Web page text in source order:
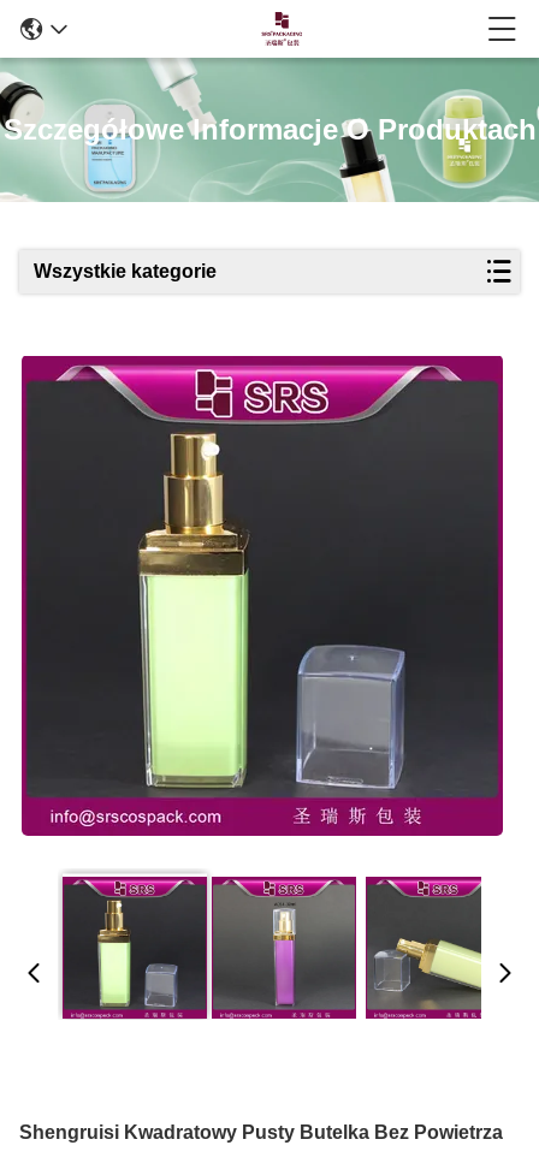
Szczegółowe Informacje O Produktach
Wszystkie kategorie
Shengruisi Kwadratowy Pusty Butelka Bez Powietrza